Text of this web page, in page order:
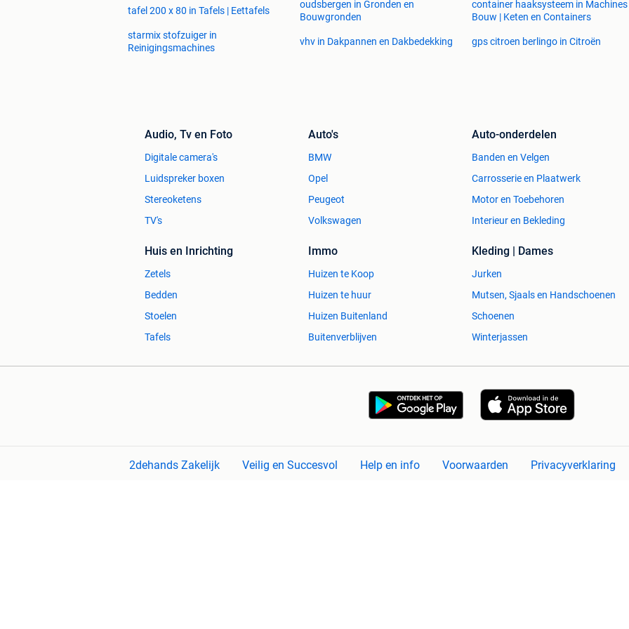
tafel 200 x 80 in Tafels | Eettafels
oudsbergen in Gronden en
Bouwgronden
container haaksysteem in Machines
Bouw | Keten en Containers
starmix stofzuiger in
Reinigingsmachines
vhv in Dakpannen en Dakbedekking gps citroen berlingo in Citroën
Audio, Tv en Foto
Digitale camera's
Luidspreker boxen
Stereoketens
TV's
Auto's
BMW
Opel
Peugeot
Volkswagen
Auto-onderdelen
Banden en Velgen
Carrosserie en Plaatwerk
Motor en Toebehoren
Interieur en Bekleding
Huis en Inrichting
Zetels
Bedden
Stoelen
Tafels
Immo
Huizen te Koop
Huizen te huur
Huizen Buitenland
Buitenverblijven
Kleding | Dames
Jurken
Mutsen, Sjaals en Handschoenen
Schoenen
Winterjassen
2dehands Zakelijk Veilig en Succesvol Help en info Voorwaarden Privacyverklaring